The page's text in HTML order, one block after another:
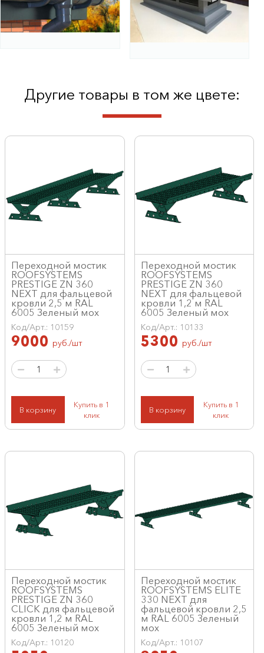
Другие товары в том же цвете:
Переходной мостик
ROOFSYSTEMS
PRESTIGE ZN 360
NEXT для фальцевой
кровли 2,5 м RAL
6005 Зеленый мох
Код/Арт.: 10159
9000 руб./шт
В корзину
Купить в 1
клик
Переходной мостик
ROOFSYSTEMS
PRESTIGE ZN 360
NEXT для фальцевой
кровли 1,2 м RAL
6005 Зеленый мох
Код/Арт.: 10133
5300 руб./шт
В корзину
Купить в 1
клик
Переходной мостик
ROOFSYSTEMS
PRESTIGE ZN 360
CLICK для фальцевой
кровли 1,2 м RAL
6005 Зеленый мох
Код/Арт.: 10120
Переходной мостик
ROOFSYSTEMS ELITE
330 NEXT для
фальцевой кровли 2,5
м RAL 6005 Зеленый
мох
Код/Арт.: 10107